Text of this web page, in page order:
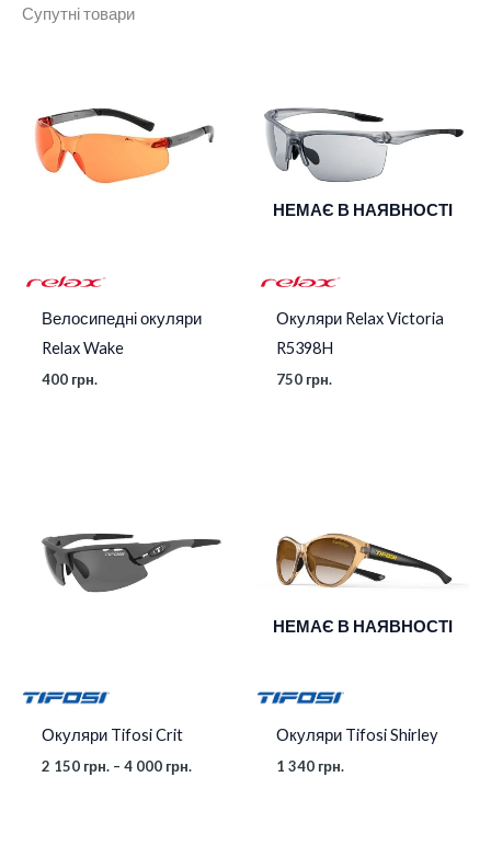
Лінзи
Blue Mirror, Smoke
Polarized
Супутні товари
Велосипедні окуляри
Relax Wake
400 грн.
НЕМАЄ В НАЯВНОСТІ
Окуляри Relax Victoria
R5398H
750 грн.
Окуляри Tifosi Crit
2 150 грн. – 4 000 грн.
150 грн.
НЕМАЄ В НАЯВНОСТІ
Окуляри Tifosi Shirley
1 340 грн.